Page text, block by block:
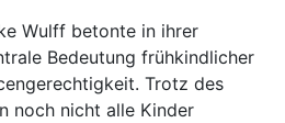
Wulff betonte in ihrer
Bedeutung frühkindlicher
Trotz des
noch nicht alle Kinder